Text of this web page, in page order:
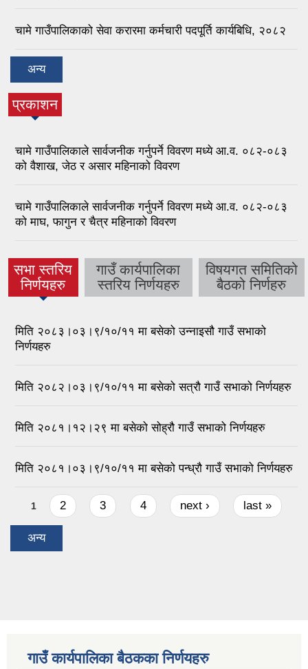
चामे गाउँपालिकाको सेवा करारमा कर्मचारी पदपूर्ति कार्यबिधि, २०८२
अन्य
प्रकाशन
चामे गाउँपालिकाले सार्वजनीक गर्नुपर्ने विवरण मध्ये आ.व. ०८२-०८३
को वैशाख, जेठ र असार महिनाको विवरण
चामे गाउँपालिकाले सार्वजनीक गर्नुपर्ने विवरण मध्ये आ.व. ०८२-०८३
को माघ, फागुन र चैत्र महिनाको विवरण
सभा स्तरिय
निर्णयहरु
(active
tab)
गाउँ कार्यपालिका
स्तरिय निर्णयहरु
विषयगत समितिको
बैठको निर्णहरु
मिति २०८३।०३।९/१०/११ मा बसेको उन्नाइसौ गाउँ सभाको
निर्णयहरु
मिति २०८२।०३।९/१०/११ मा बसेको सत्रौ गाउँ सभाको निर्णयहरु
मिति २०८१।१२।२९ मा बसेको सोह्रौ गाउँ सभाको निर्णयहरु
मिति २०८१।०३।९/१०/११ मा बसेको पन्ध्रौ गाउँ सभाको निर्णयहरु
Pages
1 2 3 4 next › last »
अन्य
गाउँ कार्यपालिका बैठकका निर्णयहरु